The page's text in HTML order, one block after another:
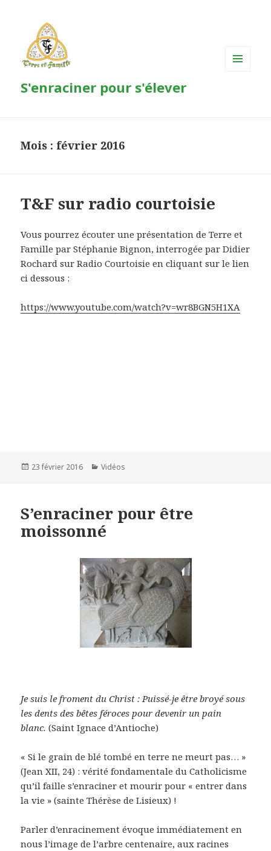
S'enraciner pour s'élever
Mois : février 2016
T&F sur radio courtoisie
Vous pourrez écouter une présentation de Terre et
Famille par Stéphanie Bignon, interrogée par Didier
Rochard sur Radio Courtoisie en cliquant sur le lien
ci dessous :
https://www.youtube.com/watch?v=wr8BGN5H1XA
Publié
23 février 2016 Catégories
Vidéos
S’enraciner pour être
moissonné
Je suis le froment du Christ : Puissé-je être broyé sous
les dents des bêtes féroces pour devenir un pain
blanc.(Saint Ignace d’Antioche)
« Si le grain de blé tombé en terre ne meurt pas… »
(Jean XII, 24) : vérité fondamentale du Catholicisme
qu’il faille s’enraciner et mourir pour « entrer dans
la vie » (sainte Thérèse de Lisieux) !
Parler d’enracinement évoque immédiatement en
nous l’image de l’arbre centenaire, aux racines